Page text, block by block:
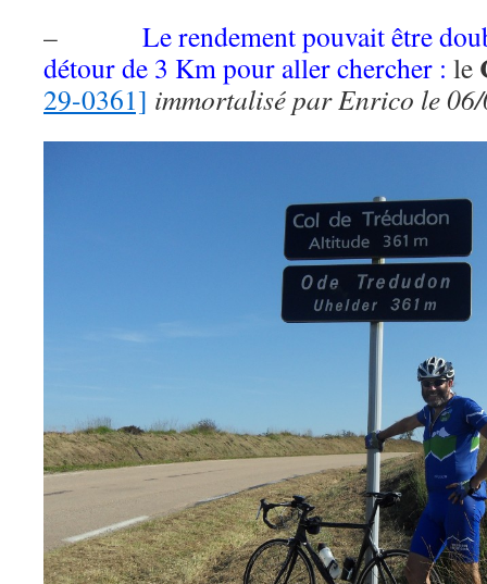
–
Le rendement pouvait être
détour de 3 Km pour aller chercher : le
29-0361] immortalisé par Enrico le